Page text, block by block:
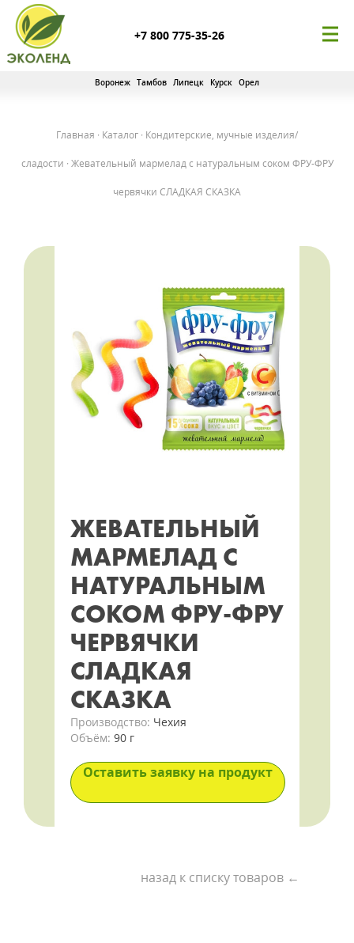
+7 800 775-35-26
Воронеж Тамбов Липецк Курск Орел
Главная · Каталог · Кондитерские, мучные изделия/
сладости · Жевательный мармелад c натуральным соком ФРУ-ФРУ
червячки СЛАДКАЯ СКАЗКА
ЖЕВАТЕЛЬНЫЙ
МАРМЕЛАД C
НАТУРАЛЬНЫМ
СОКОМ ФРУ-ФРУ
ЧЕРВЯЧКИ
СЛАДКАЯ
СКАЗКА
Производство: Чехия
Объём: 90 г
Оставить заявку на продукт
назад к списку товаров ←